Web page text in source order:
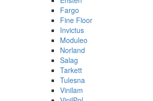
Fargo
Fine Floor
Invictus
Moduleo
Norland
Salag
Tarkett
Tulesna
Vinilam